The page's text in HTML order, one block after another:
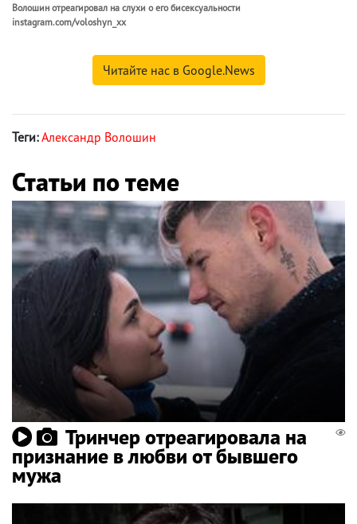
Волошин отреагировал на слухи о его бисексуальности
instagram.com/voloshyn_xx
Читайте нас в Google.News
Теги:Александр Волошин
Статьи по теме
Тринчер отреагировала на
признание в любви от бывшего
мужа